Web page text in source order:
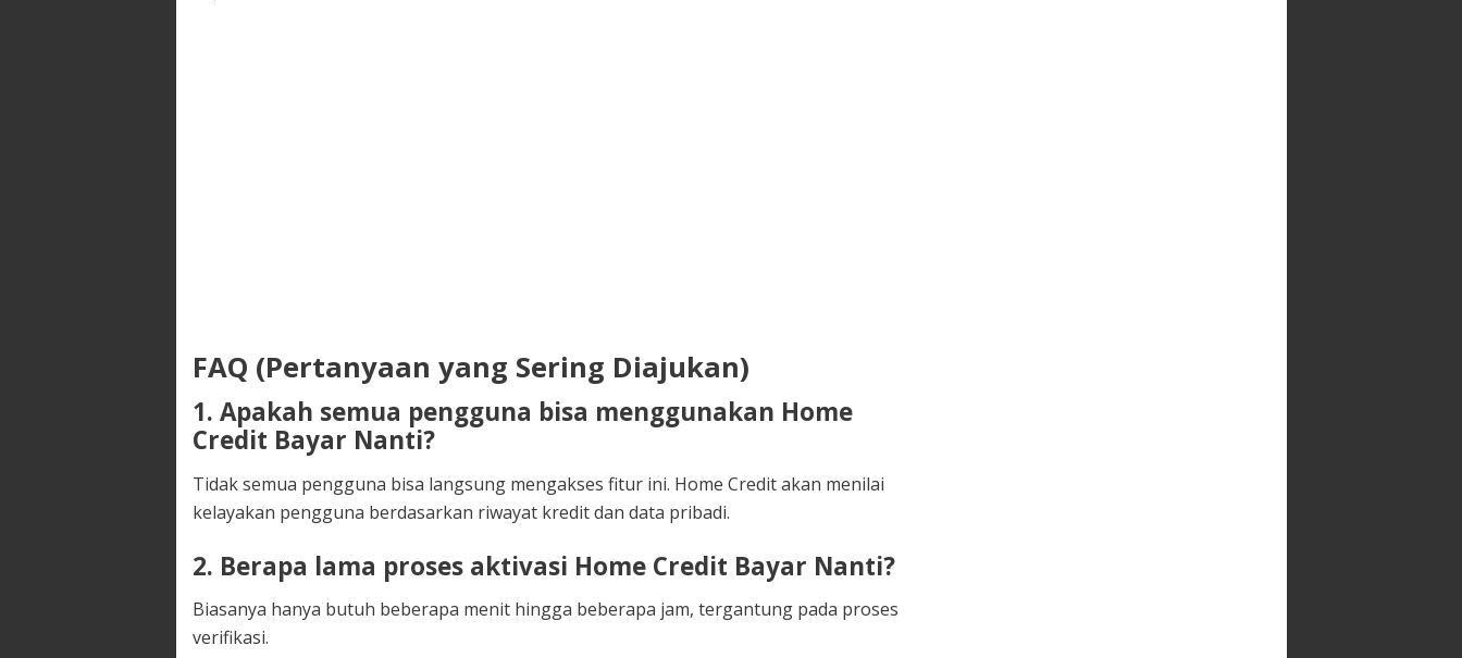
FAQ (Pertanyaan yang Sering Diajukan)
1. Apakah semua pengguna bisa menggunakan Home
Credit Bayar Nanti?
Tidak semua pengguna bisa langsung mengakses fitur ini. Home Credit akan menilai
kelayakan pengguna berdasarkan riwayat kredit dan data pribadi.
2. Berapa lama proses aktivasi Home Credit Bayar Nanti?
Biasanya hanya butuh beberapa menit hingga beberapa jam, tergantung pada proses
verifikasi.